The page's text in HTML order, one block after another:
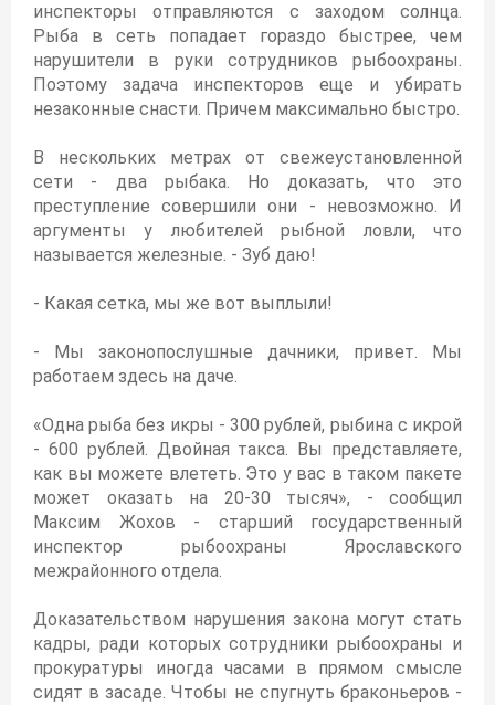
инспекторы отправляются с заходом солнца.
Рыба в сеть попадает гораздо быстрее, чем
нарушители в руки сотрудников рыбоохраны.
Поэтому задача инспекторов еще и убирать
незаконные снасти. Причем максимально быстро.
В нескольких метрах от свежеустановленной
сети - два рыбака. Но доказать, что это
преступление совершили они - невозможно. И
аргументы у любителей рыбной ловли, что
называется железные. - Зуб даю!
- Какая сетка, мы же вот выплыли!
- Мы законопослушные дачники, привет. Мы
работаем здесь на даче.
«Одна рыба без икры - 300 рублей, рыбина с икрой
- 600 рублей. Двойная такса. Вы представляете,
как вы можете влететь. Это у вас в таком пакете
может оказать на 20-30 тысяч», - сообщил
Максим Жохов - старший государственный
инспектор рыбоохраны Ярославского
межрайонного отдела.
Доказательством нарушения закона могут стать
кадры, ради которых сотрудники рыбоохраны и
прокуратуры иногда часами в прямом смысле
сидят в засаде. Чтобы не спугнуть браконьеров -